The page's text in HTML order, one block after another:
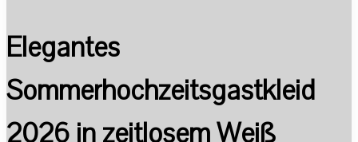
Elegantes
Sommerhochzeitsgastkleid
2026 in zeitlosem Weiß